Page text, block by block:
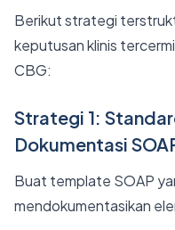
Berikut strategi
keputusan klinis
CBG:
Strategi 1:
Dokumentasi
Buat template SOAP
mendokumentasikan